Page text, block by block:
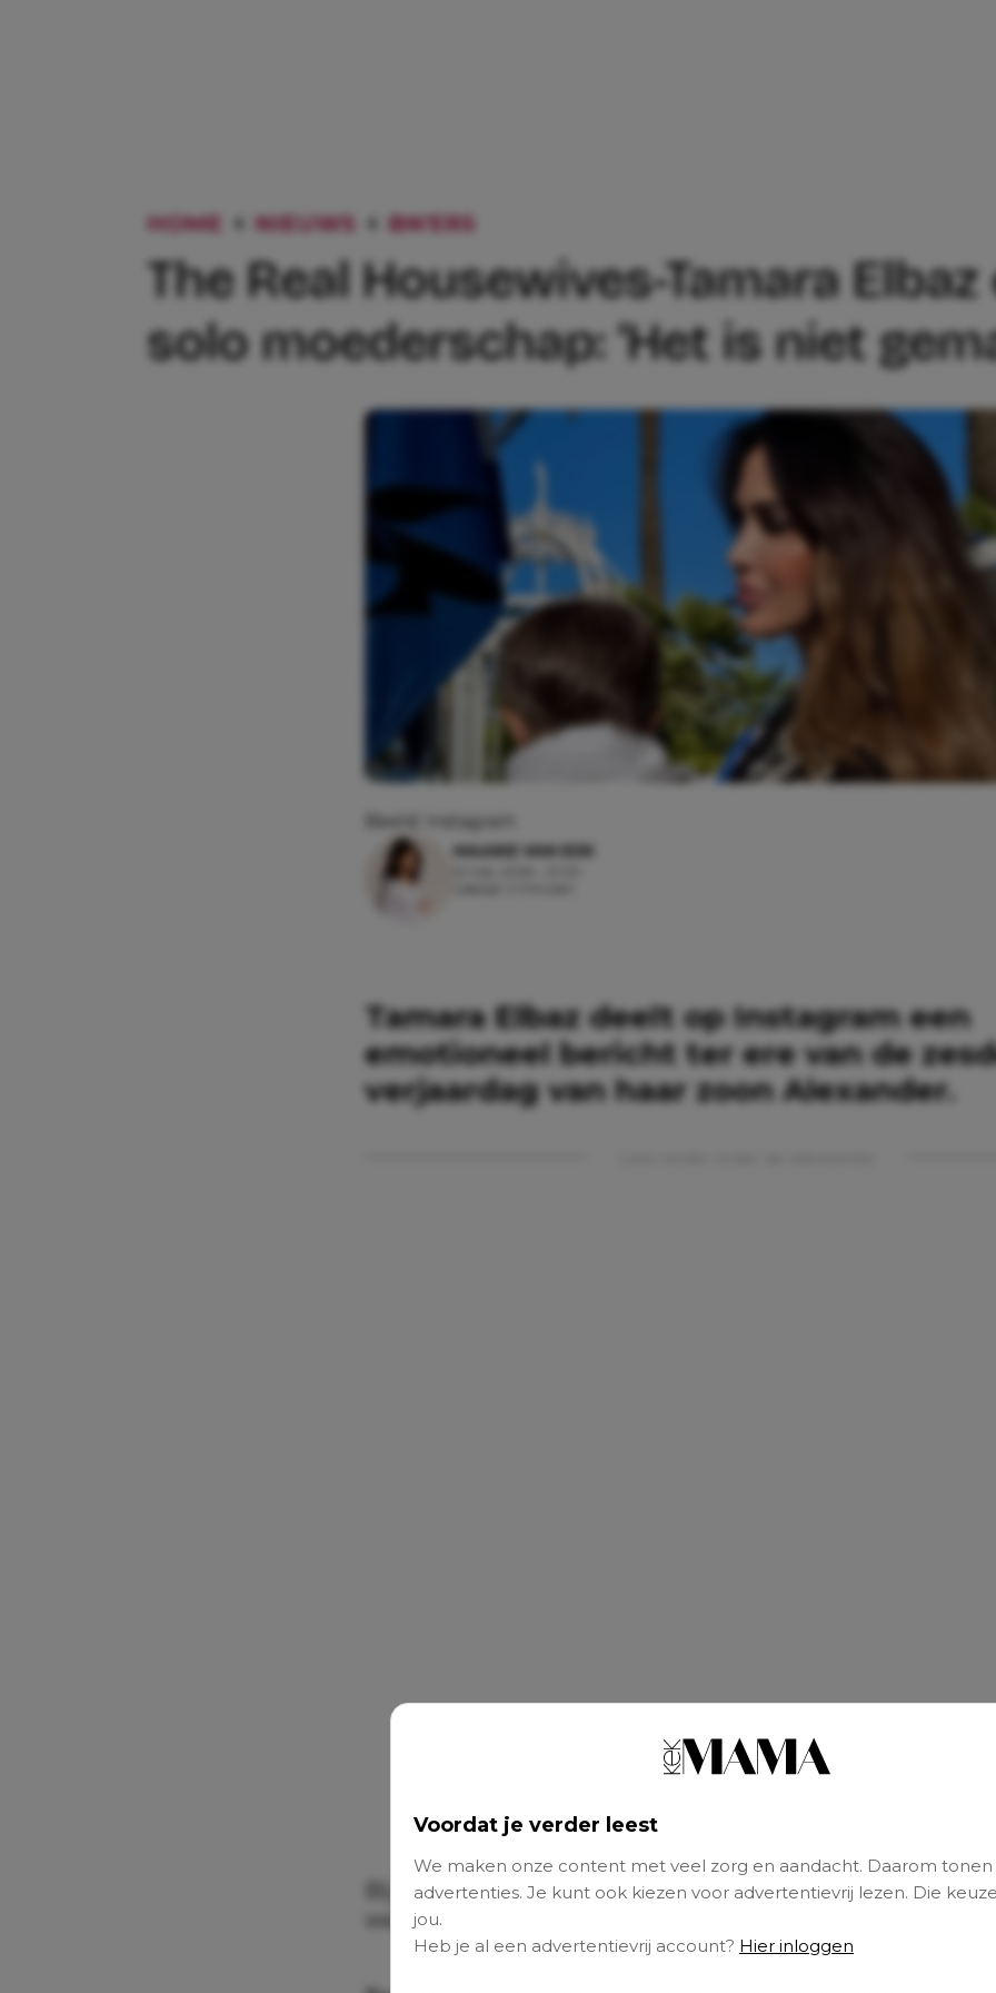
Voordat je verder leest
We maken onze content met veel zorg en aandacht. Daarom
advertenties. Je kunt ook kiezen voor advertentievrij lezen. Die
jou.
Heb je al een advertentievrij account? Hier inloggen
HOME NIEUWS BN'ERS
The Real Housewives-Tamara
solo moederschap: ‘Het is niet
Beeld: Instagram
MAAIKE VAN EIJK
Tamara Elbaz deelt op Instagram een
emotioneel bericht ter ere van de
verjaardag van haar zoon Alexander.
Bij een reeks foto’s staat ze stil bij het moment waarop
werd en hoe haar zoon haar leven compleet veranderde.